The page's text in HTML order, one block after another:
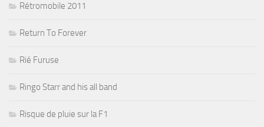
Rétromobile 2011
Return To Forever
Rié Furuse
Ringo Starr and his all band
Risque de pluie sur la F1